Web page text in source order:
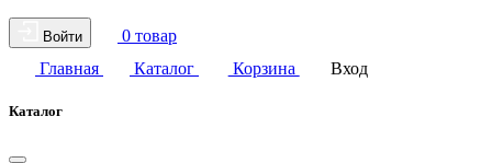
Войти
0 товар
Главная
Каталог Корзина Вход
Каталог